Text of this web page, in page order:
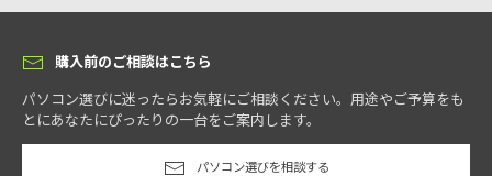
購入前のご相談はこちら
パソコン選びに迷ったらお気軽にご相談ください。用途やご予算をも
とにあなたにぴったりの一台をご案内します。
パソコン選びを相談する